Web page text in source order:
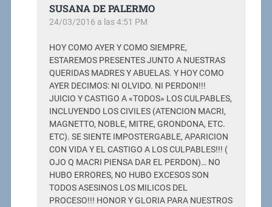
SUSANA DE PALERMO
24/03/2016 a las 4:51 PM
HOY COMO AYER Y COMO SIEMPRE,
ESTAREMOS PRESENTES JUNTO A NUESTRAS
QUERIDAS MADRES Y ABUELAS. Y HOY COMO
AYER DECIMOS: NI OLVIDO. NI PERDON!!!
JUICIO Y CASTIGO A «TODOS» LOS CULPABLES,
INCLUYENDO LOS CIVILES (ATENCION MACRI,
MAGNETTO, NOBLE, MITRE, GRONDONA, ETC.
ETC). SE SIENTE IMPOSTERGABLE, APARICION
CON VIDA Y EL CASTIGO A LOS CULPABLES!!! (
OJO Q MACRI PIENSA DAR EL PERDON)… NO
HUBO ERRORES, NO HUBO EXCESOS SON
TODOS ASESINOS LOS MILICOS DEL
PROCESO!!! HONOR Y GLORIA PARA NUESTROS